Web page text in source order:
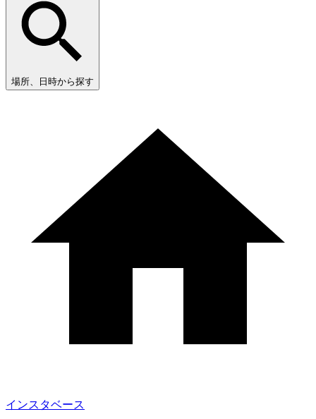
場所、日時から探す
インスタベース